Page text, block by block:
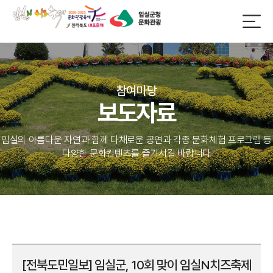
참여마당
보도자료
임실의 아름다운 자연과 함께 다채로운 공연과 각종 문화체험 프로그램 등
다양한 문화컨텐츠를 즐기시길 바랍니다
[전북도민일보] 임실군, 10회 맞이 임실N치즈축제